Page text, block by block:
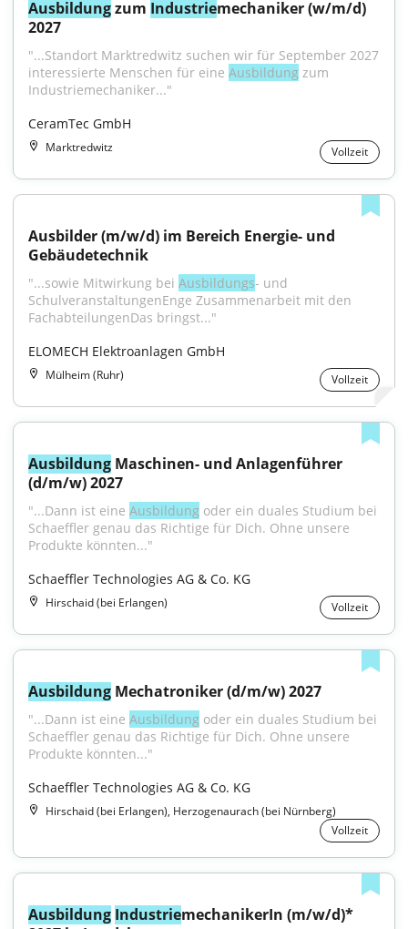
Ausbildung zum Industriemechaniker (w/m/d)
2027
"...Standort Marktredwitz suchen wir für September 2027
interessierte Menschen für eine Ausbildung zum
Industriemechaniker..."
CeramTec GmbH
Marktredwitz Vollzeit
Ausbilder (m/w/d) im Bereich Energie- und
Gebäudetechnik
"...sowie Mitwirkung bei Ausbildungs- und
SchulveranstaltungenEnge Zusammenarbeit mit den
FachabteilungenDas bringst..."
ELOMECH Elektroanlagen GmbH
Mülheim (Ruhr) Vollzeit
Ausbildung Maschinen- und Anlagenführer
(d/m/w) 2027
"...Dann ist eine Ausbildung oder ein duales Studium bei
Schaeffler genau das Richtige für Dich. Ohne unsere
Produkte könnten..."
Schaeffler Technologies AG & Co. KG
Hirschaid (bei Erlangen) Vollzeit
Ausbildung Mechatroniker (d/m/w) 2027
"...Dann ist eine Ausbildung oder ein duales Studium bei
Schaeffler genau das Richtige für Dich. Ohne unsere
Produkte könnten..."
Schaeffler Technologies AG & Co. KG
Hirschaid (bei Erlangen), Herzogenaurach (bei Nürnberg)
Vollzeit
Ausbildung IndustriemechanikerIn (m/w/d)*